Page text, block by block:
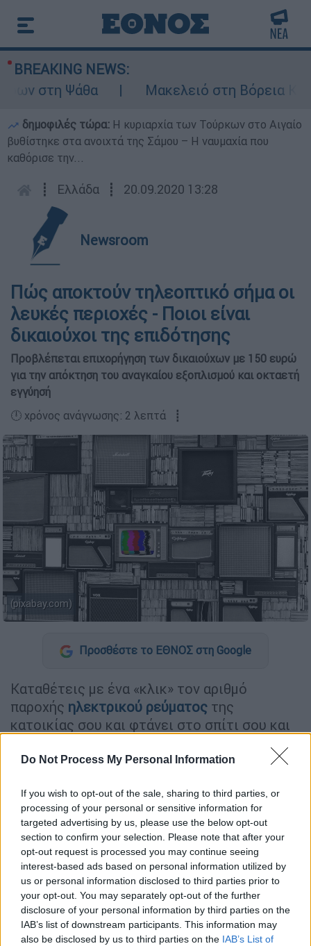
Do Not Process My Personal Information
If you wish to opt-out of the sale, sharing to third parties, or
processing of your personal or sensitive information for
targeted advertising by us, please use the below opt-out
section to confirm your selection. Please note that after your
opt-out request is processed you may continue seeing
interest-based ads based on personal information utilized by
us or personal information disclosed to third parties prior to
your opt-out. You may separately opt-out of the further
disclosure of your personal information by third parties on the
IAB’s list of downstream participants. This information may
also be disclosed by us to third parties on the IAB’s List of
BREAKING NEWS:
στη Ψάθα
Μακελειό στη Βόρεια
δημοφιλές τώρα: Η κυριαρχία των Τούρκων στο Αιγαίο
βυθίστηκε στα ανοιχτά της Σάμου – Η ναυμαχία που
καθόρισε την...
┋ Ελλάδα ┋ 20.09.2020 13:28
Newsroom
Πώς αποκτούν τηλεοπτικό σήμα οι
λευκές περιοχές - Ποιοι είναι
δικαιούχοι της επιδότησης
Προβλέπεται επιχορήγηση των δικαιούχων με 150 ευρώ
για την απόκτηση του αναγκαίου εξοπλισμού και οκταετή
εγγύησή
🕛 χρόνος ανάγνωσης: 2 λεπτά ┋
(pixabay.com)
Προσθέστε το ΕΘΝΟΣ στη Google
Καταθέτεις με ένα «κλικ» τον αριθμό
παροχής ηλεκτρικού ρεύματος της
κατοικίας σου και φτάνει στο σπίτι σου και
αποκτήσεις τηλεοπτικό σήμα. Με αυτόν τον
νομοσχέδιο τουυπουργείου Ψηφιακής
Διακυβέρνησηςγια τηντηλεοπτική κάλυψη
στις «λευκές περιοχές» (περιοχές δηλαδή
ηπειρωτικής και νησιωτικής χώρας που
σήμερα δεν έχουν σήμα). Μάλιστα, σύμφωνα
με το σχετικό πρόγραμμα προβλέπεται και
επιχορήγηση τωνδικαιούχωνμε 150 ευρώ
για την απόκτηση του αναγκαίου εξοπλισμού
και την οκταετή εγγύησή του.